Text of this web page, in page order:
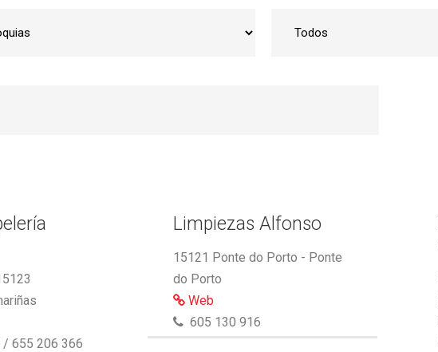
655 206 366
Limpiezas Alfonso
15121 Ponte do Porto - Ponte
do Porto
Web
605 130 916